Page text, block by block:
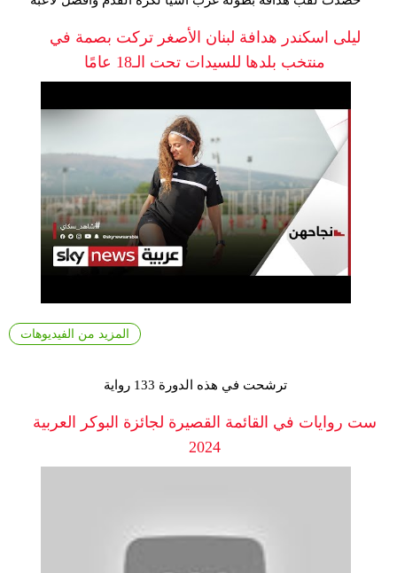
ليلى اسكندر هدافة لبنان الأصغر تركت بصمة في
منتخب بلدها للسيدات تحت الـ18 عامًا
المزيد من الفيديوهات
ترشحت في هذه الدورة 133 رواية
ست روايات في القائمة القصيرة لجائزة البوكر العربية
2024